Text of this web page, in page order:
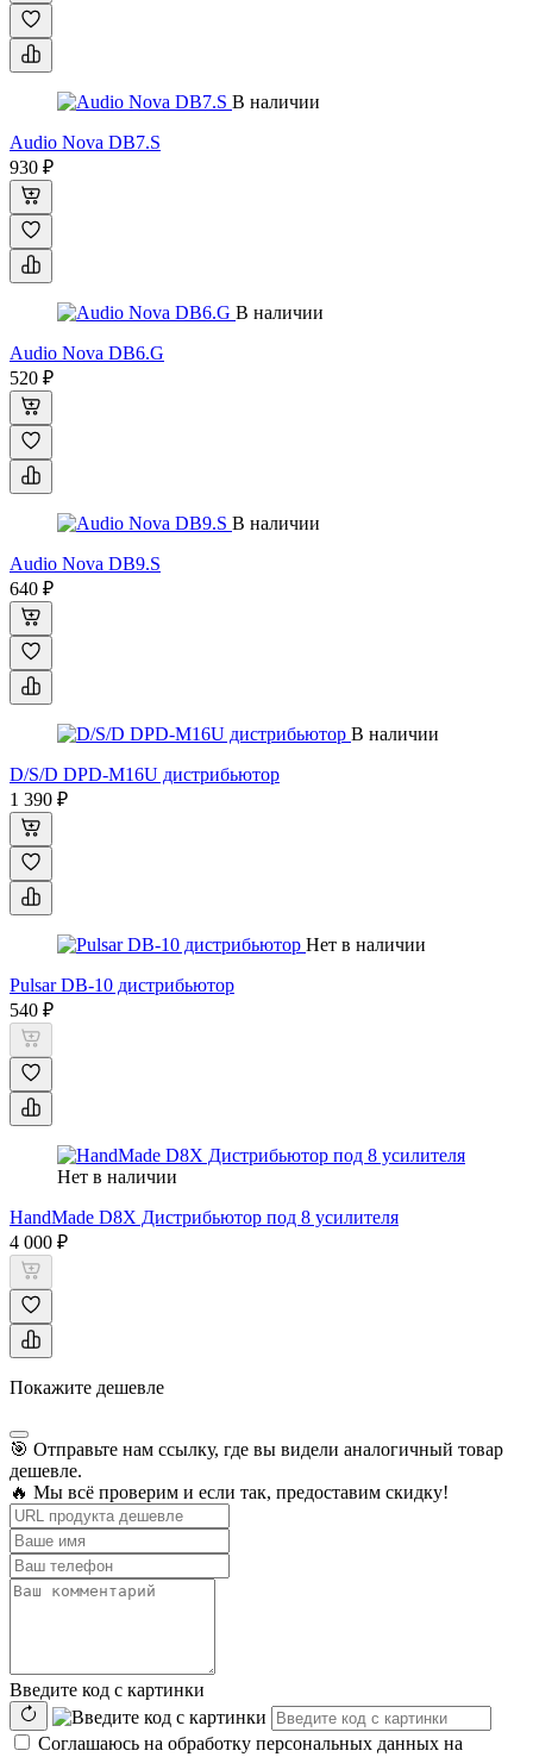
В наличии
Audio Nova DB7.S
930 ₽
В наличии
Audio Nova DB6.G
520 ₽
В наличии
Audio Nova DB9.S
640 ₽
В наличии
D/S/D DPD-M16U дистрибьютор
1 390 ₽
Нет в наличии
Pulsar DB-10 дистрибьютор
540 ₽
Нет в наличии
HandMade D8X Дистрибьютор под 8 усилителя
4 000 ₽
Покажите дешевле
🎯 Отправьте нам ссылку, где вы видели аналогичный товар
дешевле.
🔥 Мы всё проверим и если так, предоставим скидку!
Введите код с картинки
Соглашаюсь на обработку персональных данных на